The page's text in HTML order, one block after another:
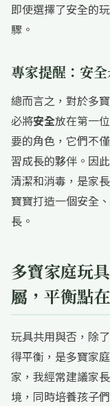
即使選擇了安全的
驟。
專家提醒：安
總而言之，對於多
必將安全放在第一
要的角色，它們不
習成長的夥伴。因
清潔和消毒，是家
寶寶打造一個安全
長。
多寶家庭玩
屬，平衡點
玩具共用與否，除
得平衡，是多寶家
家，我經常建議家
境，同時培養孩子